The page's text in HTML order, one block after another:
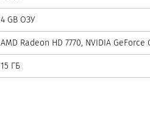
4 GB ОЗУ
AMD Radeon HD 7770, NVIDIA GeForce
15 ГБ